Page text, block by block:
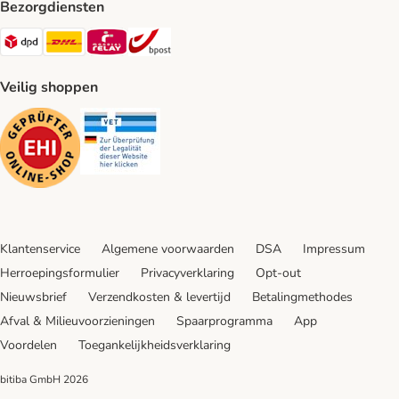
Bezorgdiensten
Dpd Shipping Method
DHL Shipping Method
Mondial Relay Shipping Method
Veilig shoppen
Security
Klantenservice Algemene voorwaarden DSA
Impressum
Herroepingsformulier
Privacyverklaring
Opt-out
Nieuwsbrief
Verzendkosten & levertijd
Betalingmethodes
Afval & Milieuvoorzieningen
Spaarprogramma
App
Voordelen
Toegankelijkheidsverklaring
bitiba GmbH 2026